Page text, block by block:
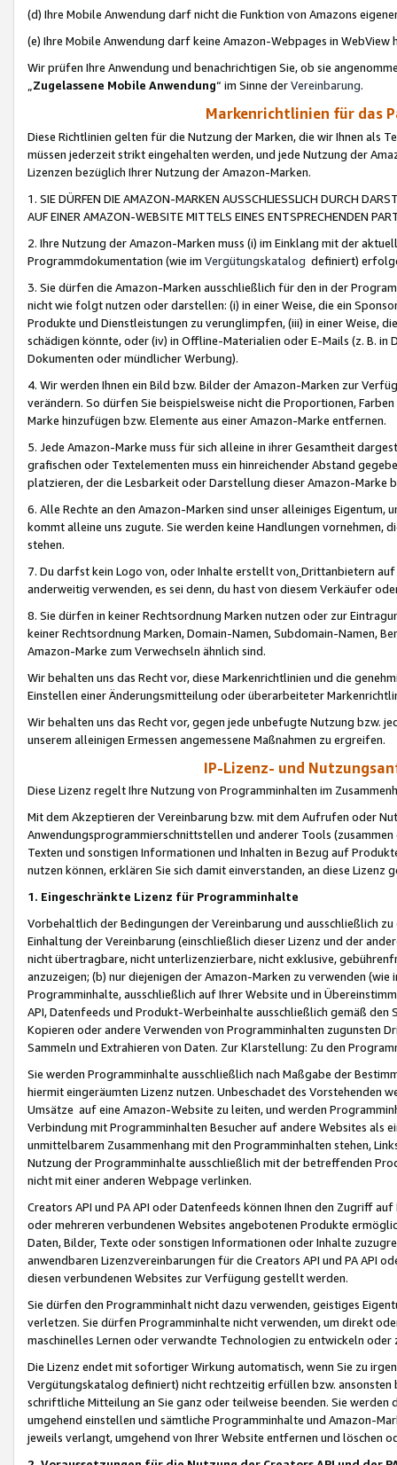
(d) Ihre Mobile Anwendung darf nicht die Funktion von Amazons
(e) Ihre Mobile Anwendung darf keine Amazon-Webpages in WebView
Wir prüfen Ihre Anwendung und benachrichtigen Sie, ob sie
„Zugelassene Mobile Anwendung“ im Sinne derVereinbarung.
Markenrichtlinien für das
Diese Richtlinien gelten für die Nutzung der Marken, die wir Ihnen als
müssen jederzeit strikt eingehalten werden, und jede Nutzung der
Lizenzen bezüglich Ihrer Nutzung der Amazon-Marken.
1. SIE DÜRFEN DIE AMAZON-MARKEN AUSSCHLIESSLICH DURCH
AUF EINER AMAZON-WEBSITE MITTELS EINES ENTSPRECHENDEN
2. Ihre Nutzung der Amazon-Marken muss (i) im Einklang mit der
Programmdokumentation (wie im Vergütungskatalog definiert)
3. Sie dürfen die Amazon-Marken ausschließlich für den in der
nicht wie folgt nutzen oder darstellen: (i) in einer Weise, die ein
Produkte und Dienstleistungen zu verunglimpfen, (iii) in einer Weise,
schädigen könnte, oder (iv) in Offline-Materialien oder E-Mails (z. B. in
Dokumenten oder mündlicher Werbung).
4. Wir werden Ihnen ein Bild bzw. Bilder der Amazon-Marken zur
verändern. So dürfen Sie beispielsweise nicht die Proportionen,
Marke hinzufügen bzw. Elemente aus einer Amazon-Marke entfernen.
5. Jede Amazon-Marke muss für sich alleine in ihrer Gesamtheit
grafischen oder Textelementen muss ein hinreichender Abstand
platzieren, der die Lesbarkeit oder Darstellung dieser Amazon-Marke
6. Alle Rechte an den Amazon-Marken sind unser alleiniges
kommt alleine uns zugute. Sie werden keine Handlungen vornehmen,
stehen.
7. Du darfst kein Logo von, oder Inhalte erstellt von,Drittanbietern auf
anderweitig verwenden, es sei denn, du hast von diesem Verkäufer
8. Sie dürfen in keiner Rechtsordnung Marken nutzen oder zur
keiner Rechtsordnung Marken, Domain-Namen, Subdomain-Namen,
Amazon-Marke zum Verwechseln ähnlich sind.
Wir behalten uns das Recht vor, diese Markenrichtlinien und die
Einstellen einer Änderungsmitteilung oder überarbeiteter
Wir behalten uns das Recht vor, gegen jede unbefugte Nutzung bzw.
unserem alleinigen Ermessen angemessene Maßnahmen zu ergreifen.
IP-Lizenz- und
Diese Lizenz regelt Ihre Nutzung von Programminhalten im
Mit dem Akzeptieren der Vereinbarung bzw. mit dem Aufrufen oder
Anwendungsprogrammierschnittstellen und anderer Tools (zusammen
Texten und sonstigen Informationen und Inhalten in Bezug auf
nutzen können, erklären Sie sich damit einverstanden, an diese Lizenz
1. Eingeschränkte Lizenz für Programminhalte
Vorbehaltlich der Bedingungen der Vereinbarung und ausschließlich
Einhaltung der Vereinbarung (einschließlich dieser Lizenz und der
nicht übertragbare, nicht unterlizenzierbare, nicht exklusive,
anzuzeigen; (b) nur diejenigen der Amazon-Marken zu verwenden
Programminhalte, ausschließlich auf Ihrer Website und in
API, Datenfeeds und Produkt-Werbeinhalte ausschließlich gemäß
Kopieren oder andere Verwenden von Programminhalten zugunsten
Sammeln und Extrahieren von Daten. Zur Klarstellung: Zu den
Sie werden Programminhalte ausschließlich nach Maßgabe der
hiermit eingeräumten Lizenz nutzen. Unbeschadet des Vorstehenden
Umsätze auf eine Amazon-Website zu leiten, und werden
Verbindung mit Programminhalten Besucher auf andere Websites als
unmittelbarem Zusammenhang mit den Programminhalten stehen,
Nutzung der Programminhalte ausschließlich mit der betreffenden
nicht mit einer anderen Webpage verlinken.
Creators API und PA API oder Datenfeeds können Ihnen den Zugriff
oder mehreren verbundenen Websites angebotenen Produkte
Daten, Bilder, Texte oder sonstigen Informationen oder Inhalte
anwendbaren Lizenzvereinbarungen für die Creators API und PA API
diesen verbundenen Websites zur Verfügung gestellt werden.
Sie dürfen den Programminhalt nicht dazu verwenden, geistiges
verletzen. Sie dürfen Programminhalte nicht verwenden, um direkt
maschinelles Lernen oder verwandte Technologien zu entwickeln
Die Lizenz endet mit sofortiger Wirkung automatisch, wenn Sie zu
Vergütungskatalog definiert) nicht rechtzeitig erfüllen bzw. ansonsten
schriftliche Mitteilung an Sie ganz oder teilweise beenden. Sie werden
umgehend einstellen und sämtliche Programminhalte und Amazon-
jeweils verlangt, umgehend von Ihrer Website entfernen und löschen